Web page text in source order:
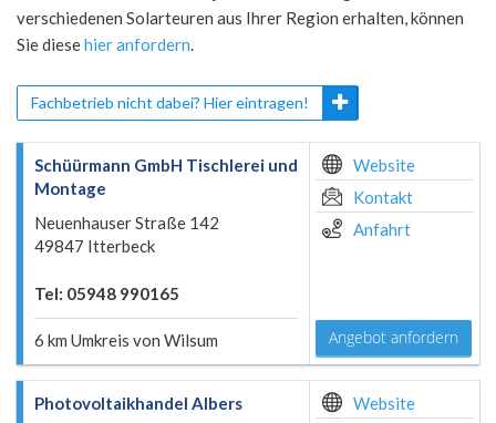
verschiedenen Solarteuren aus Ihrer Region erhalten, können
Sie diesehier anfordern.
Fachbetrieb nicht dabei? Hier eintragen!
Schüürmann GmbH Tischlerei und
Montage
Neuenhauser Straße 142
49847 Itterbeck
Tel: 05948 990165
6 km Umkreis von Wilsum
Website
Kontakt
Anfahrt
Angebot anfordern
Photovoltaikhandel Albers
Website